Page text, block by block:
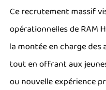
Ce recrutement massif
opérationnelles de RAM
la montée en charge
tout en offrant aux
ou nouvelle expérience